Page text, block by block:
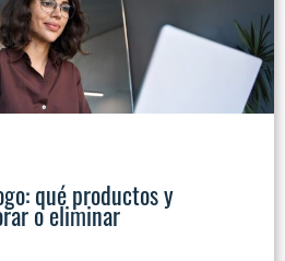
qué productos y
o eliminar